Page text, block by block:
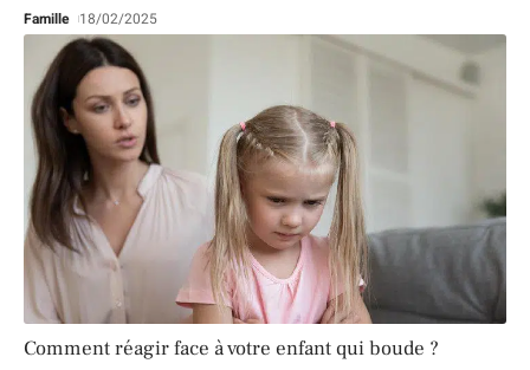
Famille 18/02/2025
Comment réagir face à votre enfant qui boude ?